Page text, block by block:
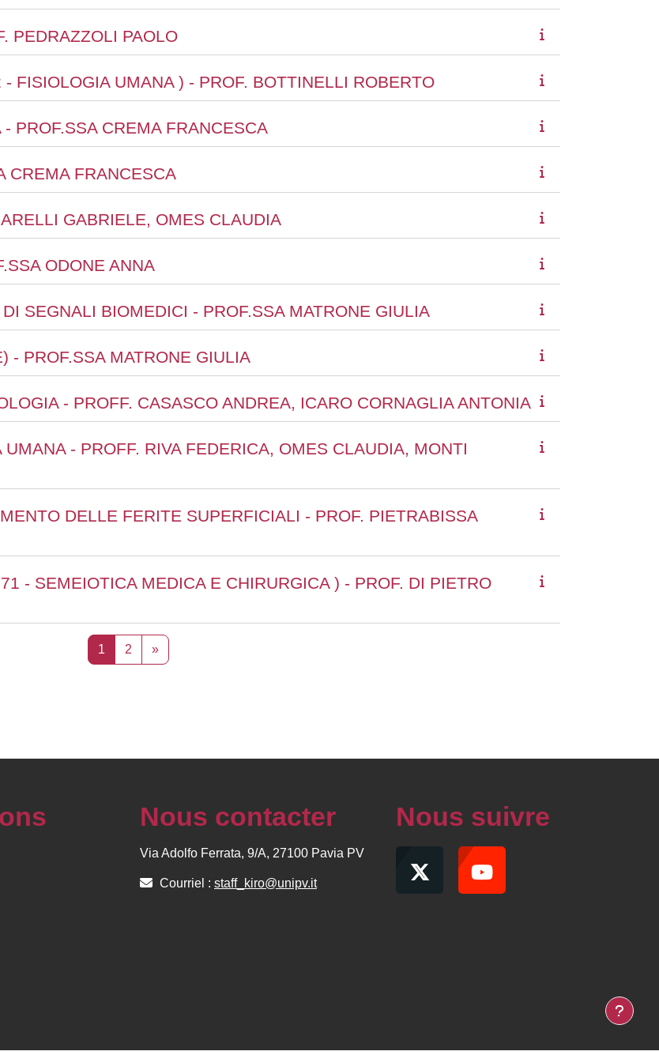
PEDRAZZOLI PAOLO
FISIOLOGIA UMANA ) - PROF. BOTTINELLI ROBERTO
PROF.SSA CREMA FRANCESCA
CREMA FRANCESCA
GABRIELE, OMES CLAUDIA
ODONE ANNA
SEGNALI BIOMEDICI - PROF.SSA MATRONE GIULIA
- PROF.SSA MATRONE GIULIA
- PROFF. CASASCO ANDREA, ICARO CORNAGLIA ANTONIA
- PROFF. RIVA FEDERICA, OMES CLAUDIA, MONTI
DELLE FERITE SUPERFICIALI - PROF. PIETRABISSA
- SEMEIOTICA MEDICA E CHIRURGICA ) - PROF. DI PIETRO
1 Page 1
2Page 2
»Page suivante
Nous contacter
Via Adolfo Ferrata, 9/A, 27100 Pavia PV
Courriel : staff_kiro@unipv.it
Nous suivre